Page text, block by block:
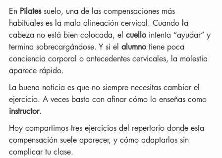
En Pilates suelo, una de las compensaciones más
habituales es la mala alineación cervical. Cuando la
cabeza no está bien colocada, el cuello intenta “ayudar” y
termina sobrecargándose. Y si el alumno tiene poca
conciencia corporal o antecedentes cervicales, la molestia
aparece rápido.
La buena noticia es que no siempre necesitas cambiar el
ejercicio. A veces basta con afinar cómo lo enseñas como
instructor.
Hoy compartimos tres ejercicios del repertorio donde esta
compensación suele aparecer, y cómo adaptarlos sin
complicar tu clase.